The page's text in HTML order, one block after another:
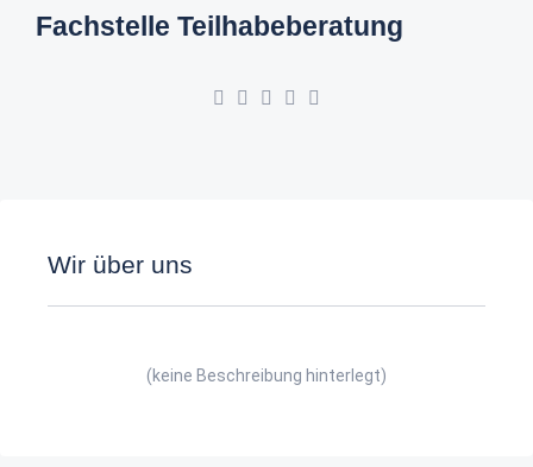
Fachstelle Teilhabeberatung
Wir über uns
(keine Beschreibung hinterlegt)